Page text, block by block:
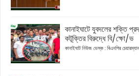
কানাইঘাটে যুবদলের শক্তি
কটূক্তির বিরুদ্ধে বি/ক্ষো/ভ
কানাইঘাট নিউজ ডেস্ক : বিএনপির